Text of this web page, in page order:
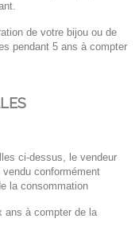
de votre bijou ou de
pendant 5 ans à compter
ci-dessus, le vendeur
conformément
la consommation
ans à compter de la